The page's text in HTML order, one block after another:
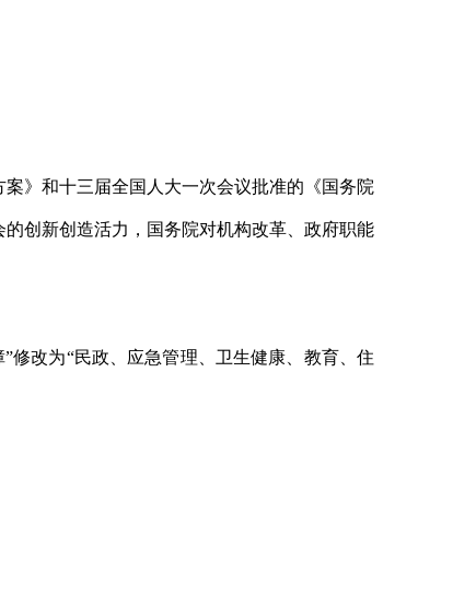
》和十三届全国人大一次会议批准的《国务院
创新创造活力，国务院对机构改革、政府职能
修改为“民政、应急管理、卫生健康、教育、住